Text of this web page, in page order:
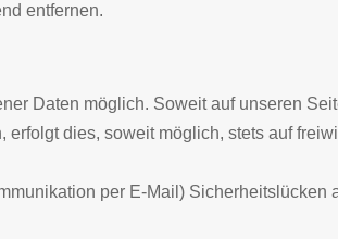
entfernen.
Daten möglich. Soweit auf unseren
dies, soweit möglich, stets auf
per E-Mail) Sicherheitslücken